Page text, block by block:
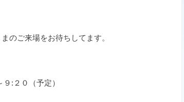
のご来場をお待ちしてます。
:２０（予定）